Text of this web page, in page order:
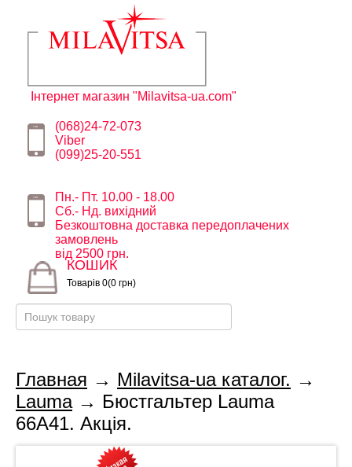
Інтернет магазин "Milavitsa-ua.com"
(068)24-72-073
Viber
(099)25-20-551
Пн.- Пт. 10.00 - 18.00
Сб.- Нд. вихідний
Безкоштовна доставка передоплачених
замовлень
від 2500 грн.
КОШИК
Товарів 0(0 грн)
Главная → Milavitsa-ua каталог. →
Lauma→ Бюстгальтер Lauma
66A41. Акція.